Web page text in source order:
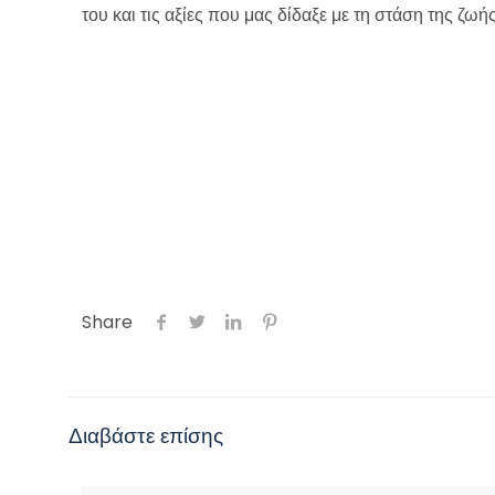
του και τις αξίες που μας δίδαξε με τη στάση της
Share
Διαβάστε επίσης